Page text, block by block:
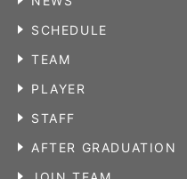
SCHEDULE
TEAM
PLAYER
STAFF
AFTER GRADUATION